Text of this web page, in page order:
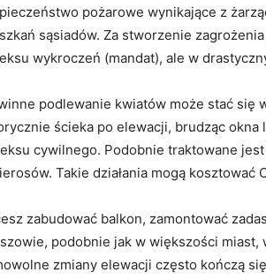
pożarowe wynikające z
sąsiadów. Za stworzenie
wykroczeń (mandat), ale w
podlewanie kwiatów może stać się
ścieka po elewacji, brudząc
cywilnego. Podobnie traktowane
Takie działania mogą kosztować
zabudować balkon, zamontować
podobnie jak w większości
zmiany elewacji często kończą